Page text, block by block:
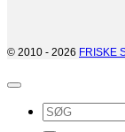
© 2010 - 2026 FRISKE
Søg
efter: